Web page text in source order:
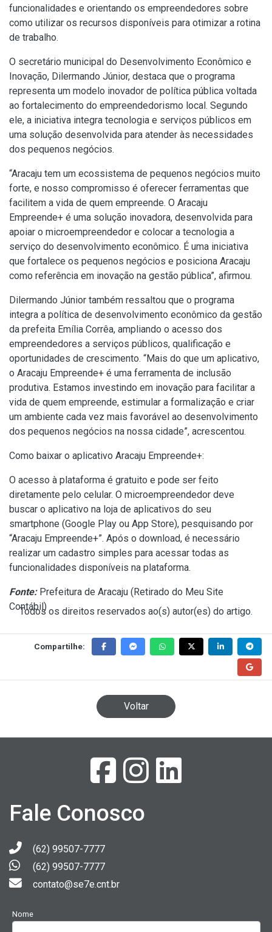
funcionalidades e orientando os empreendedores sobre
como utilizar os recursos disponíveis para otimizar a rotina
de trabalho.
O secretário municipal do Desenvolvimento Econômico e
Inovação, Dilermando Júnior, destaca que o programa
representa um modelo inovador de política pública voltada
ao fortalecimento do empreendedorismo local. Segundo
ele, a iniciativa integra tecnologia e serviços públicos em
uma solução desenvolvida para atender às necessidades
dos pequenos negócios.
“Aracaju tem um ecossistema de pequenos negócios muito
forte, e nosso compromisso é oferecer ferramentas que
facilitem a vida de quem empreende. O Aracaju
Empreende+ é uma solução inovadora, desenvolvida para
apoiar o microempreendedor e colocar a tecnologia a
serviço do desenvolvimento econômico. É uma iniciativa
que fortalece os pequenos negócios e posiciona Aracaju
como referência em inovação na gestão pública”, afirmou.
Dilermando Júnior também ressaltou que o programa
integra a política de desenvolvimento econômico da gestão
da prefeita Emília Corrêa, ampliando o acesso dos
empreendedores a serviços públicos, qualificação e
oportunidades de crescimento. “Mais do que um aplicativo,
o Aracaju Empreende+ é uma ferramenta de inclusão
produtiva. Estamos investindo em inovação para facilitar a
vida de quem empreende, estimular a formalização e criar
um ambiente cada vez mais favorável ao desenvolvimento
dos pequenos negócios na nossa cidade”, acrescentou.
Como baixar o aplicativo Aracaju Empreende+:
O acesso à plataforma é gratuito e pode ser feito
diretamente pelo celular. O microempreendedor deve
buscar o aplicativo na loja de aplicativos do seu
smartphone (Google Play ou App Store), pesquisando por
“Aracaju Empreende+”. Após o download, é necessário
realizar um cadastro simples para acessar todas as
funcionalidades disponíveis na plataforma.
Fonte:Prefeitura de Aracaju (Retirado do Meu Site
Contábil)
Todos os direitos reservados ao(s) autor(es) do artigo.
Compartilhe:
Voltar
Fale Conosco
(62) 99507-7777
(62) 99507-7777
contato@se7e.cnt.br
Nome